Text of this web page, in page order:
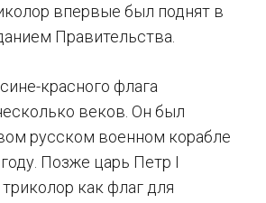
впервые был поднят в
Правительства.
красного флага
веков. Он был
русском военном корабле
Позже царь Петр I
как флаг для